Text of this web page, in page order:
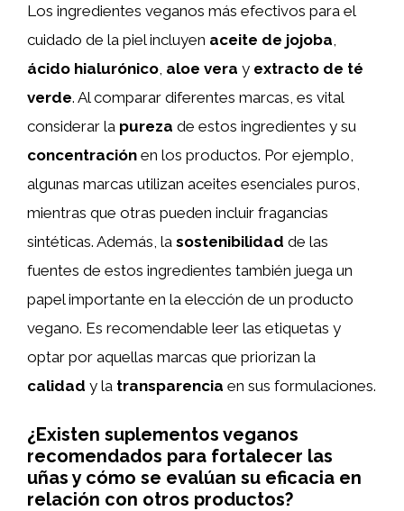
Los ingredientes veganos más efectivos para el
cuidado de la piel incluyen aceite de jojoba,
ácido hialurónico, aloe vera y extracto de té
verde. Al comparar diferentes marcas, es vital
considerar la pureza de estos ingredientes y su
concentración en los productos. Por ejemplo,
algunas marcas utilizan aceites esenciales puros,
mientras que otras pueden incluir fragancias
sintéticas. Además, la sostenibilidad de las
fuentes de estos ingredientes también juega un
papel importante en la elección de un producto
vegano. Es recomendable leer las etiquetas y
optar por aquellas marcas que priorizan la
calidad y la transparencia en sus formulaciones.
¿Existen suplementos veganos
recomendados para fortalecer las
uñas y cómo se evalúan su eficacia en
relación con otros productos?